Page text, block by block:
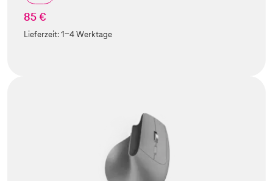
85 €
Lieferzeit:1-4 Werktage